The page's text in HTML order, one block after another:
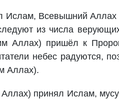
Ислам, Всевышний Аллах
из числа
Аллах) пришёл к
небес радуются,
Аллах).
принял Ислам,